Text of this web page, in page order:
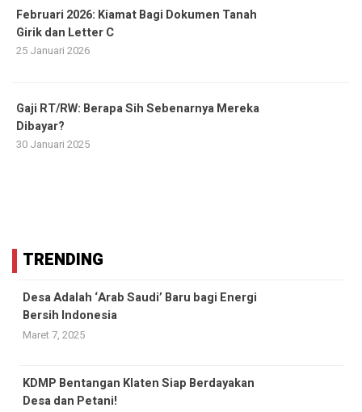
Februari 2026: Kiamat Bagi Dokumen Tanah
Girik dan Letter C
25 Januari 2026
Gaji RT/RW: Berapa Sih Sebenarnya Mereka
Dibayar?
30 Januari 2025
TRENDING
Desa Adalah ‘Arab Saudi’ Baru bagi Energi
Bersih Indonesia
Maret 7, 2025
KDMP Bentangan Klaten Siap Berdayakan
Desa dan Petani!